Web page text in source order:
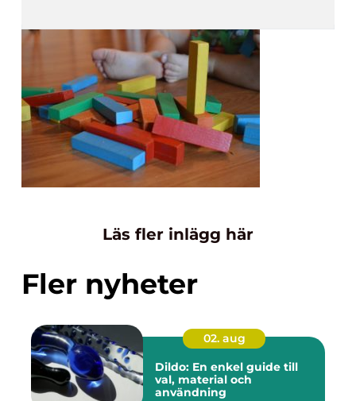
Läs fler inlägg här
Fler nyheter
02. aug
Dildo: En enkel guide till
val, material och
användning